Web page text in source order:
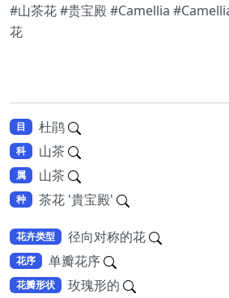
#山茶花 #贵宝殿 #Camellia
花
目 杜鹃
科 山茶
属 山茶
种 茶花 '貴宝殿'
花卉类型 径向对称的花
花序 单瓣花序
花瓣形状 玫瑰形的